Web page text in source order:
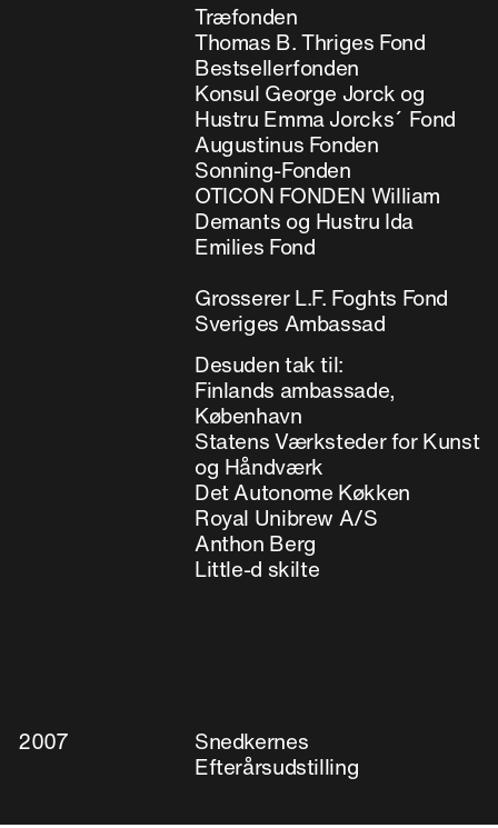
Træfonden
Thomas B. Thriges Fond
Bestsellerfonden
Konsul George Jorck og
Hustru Emma Jorcks´ Fond
Augustinus Fonden
Sonning-Fonden
OTICON FONDEN William
Demants og Hustru Ida
Emilies Fond
Grosserer L.F. Foghts Fond
Sveriges Ambassad
Desuden tak til:
Finlands ambassade,
København
Statens Værksteder for Kunst
og Håndværk
Det Autonome Køkken
Royal Unibrew A/S
Anthon Berg
Little-d skilte
2007
Snedkernes
Efterårsudstilling